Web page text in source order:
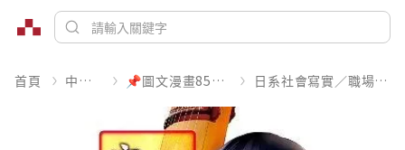
首頁 中文書 📌圖文漫畫85折起 日系社會寫實／職場職人